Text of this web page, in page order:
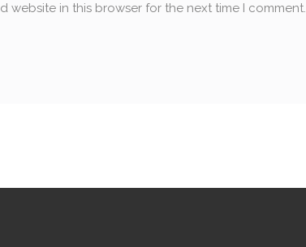
website in this browser for the next time I comment.